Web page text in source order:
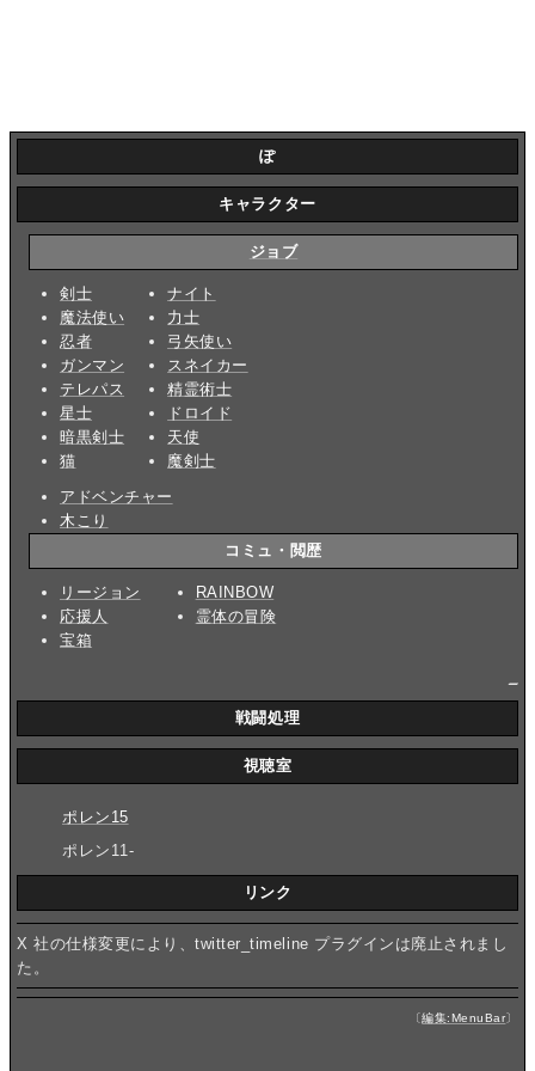
ぽ
キャラクター
ジョブ
剣士
魔法使い
忍者
ガンマン
テレパス
星士
暗黒剣士
猫
ナイト
力士
弓矢使い
スネイカー
精霊術士
ドロイド
天使
魔剣士
アドベンチャー
木こり
コミュ・閲歴
リージョン
応援人
宝箱
RAINBOW
霊体の冒険
戦闘処理
視聴室
ポレン15
ポレン11-
リンク
X 社の仕様変更により、twitter_timeline プラグインは廃止されまし
た。
〔編集:MenuBar〕